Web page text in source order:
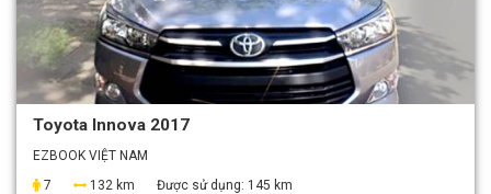
Toyota Innova 2017
EZBOOK VIỆT NAM
7
132 km Được sử dụng: 145 km